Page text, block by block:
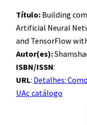
Título: Building
Artificial Neural
and TensorFlow
Autor(es):
ISBN/ISSN:
URL: Detalhes:
UAç catálogo